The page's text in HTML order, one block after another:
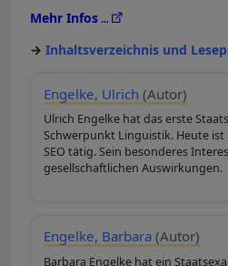
Mehr Infos
Inhaltsverzeichnis und
Engelke, Ulrich (Autor)
Ulrich Engelke hat das erste
Schwerpunkt Linguistik. Heute
SEO tätig. Sein besonderes
gesellschaftlichen Auswirkungen.
Engelke, Barbara (Autor)
Barbara Engelke hat ein